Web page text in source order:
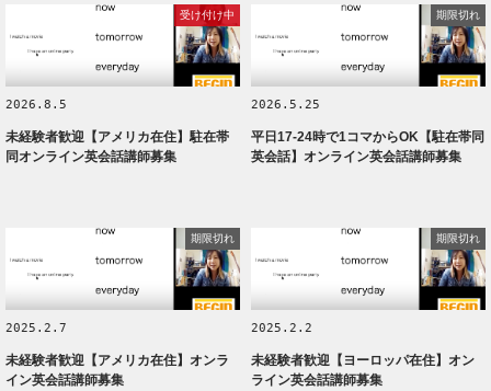
受け付け中
2026.8.5
未経験者歓迎【アメリカ在住】駐在帯
同オンライン英会話講師募集
期限切れ
2026.5.25
平日17-24時で1コマからOK【駐在帯同
英会話】オンライン英会話講師募集
期限切れ
2025.2.7
未経験者歓迎【アメリカ在住】オンラ
イン英会話講師募集
期限切れ
2025.2.2
未経験者歓迎【ヨーロッパ在住】オン
ライン英会話講師募集